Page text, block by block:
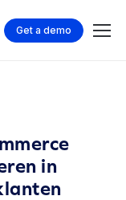
Get a demo
in